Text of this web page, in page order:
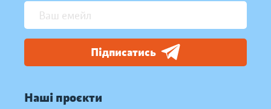
Підписатись
Наші проєкти